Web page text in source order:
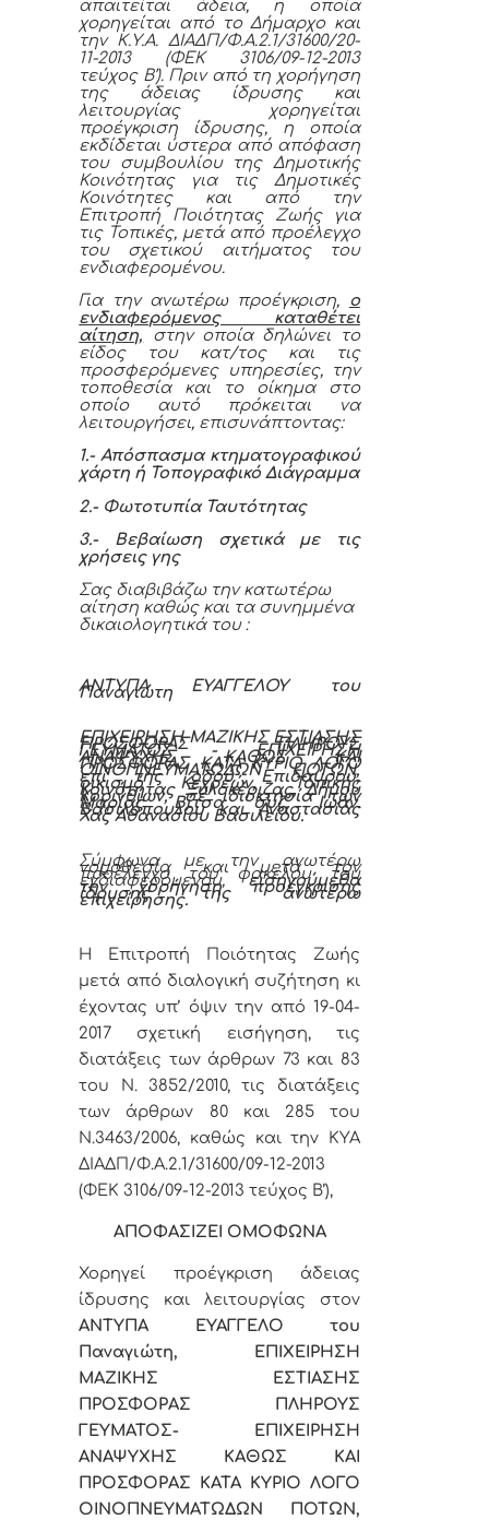
απαιτείται άδεια, η οποία
χορηγείται από το Δήμαρχο και
την Κ.Υ.Α. ΔΙΑΔΠ/Φ.Α.2.1/31600/20-
11-2013 (ΦΕΚ 3106/09-12-2013
τεύχος Β’). Πριν από τη χορήγηση
της άδειας ίδρυσης και
λειτουργίας χορηγείται
προέγκριση ίδρυσης, η οποία
εκδίδεται ύστερα από απόφαση
του συμβουλίου της Δημοτικής
Κοινότητας για τις Δημοτικές
Κοινότητες και από την
Επιτροπή Ποιότητας Ζωής για
τις Τοπικές, μετά από προέλεγχο
του σχετικού αιτήματος του
ενδιαφερομένου.
Για την ανωτέρω προέγκριση, ο
ενδιαφερόμενος καταθέτει
αίτηση, στην οποία δηλώνει το
είδος του κατ/τος και τις
προσφερόμενες υπηρεσίες, την
τοποθεσία και το οίκημα στο
οποίο αυτό πρόκειται να
λειτουργήσει, επισυνάπτοντας:
1.- Απόσπασμα κτηματογραφικού
χάρτη ή Τοπογραφικό Διάγραμμα
2.- Φωτοτυπία Ταυτότητας
3.- Βεβαίωση σχετικά με τις
χρήσεις γης
Σας διαβιβάζω την κατωτέρω
αίτηση καθώς και τα συνημμένα
δικαιολογητικά του :
ΑΝΤΥΠΑ ΕΥΑΓΓΕΛΟΥ του
Παναγιώτη
ΕΠΙΧΕΙΡΗΣΗ ΜΑΖΙΚΗΣ ΕΣΤΙΑΣΗΣ
ΠΡΟΣΦΟΡΑΣ ΠΛΗΡΟΥΣ
ΓΕΥΜΑΤΟΣ - ΕΠΙΧΕΙΡΗΣΗ
ΑΝΑΨΥΧΗΣ ΚΑΘΩΣ ΚΑΙ
ΠΡΟΣΦΟΡΑΣ ΚΑΤΑ ΚΥΡΙΟ ΛΟΓΟ
ΟΙΝΟΠΝΕΥΜΑΤΩΔΩΝ ΠΟΤΩΝ,
επί της οδού Επιδαύρου,
οικισμό Κεχρεών, Τοπικής
Κοινότητας Ξυλοκέριζας, Δήμου
Κορινθίων, σε ιδιοκτησία των
Μαρίας Βίτσα συζ. Ιωάν.
Βασιλόπουλου και Αναστασίας
Χας Αθανασίου Βασιλείου.
Σύμφωνα με την ανωτέρω
νομοθεσία και μετά τον
προέλεγχο του φακέλου του
ενδιαφερόμενου,εισηγούμεθα
την χορήγηση προέγκρισης
ίδρυσης της ανωτέρω
επιχείρησης.
Η Επιτροπή Ποιότητας Ζωής
μετά από διαλογική συζήτηση κι
έχοντας υπ’ όψιν την από 19-04-
2017 σχετική εισήγηση, τις
διατάξεις των άρθρων 73 και 83
του Ν. 3852/2010, τις διατάξεις
των άρθρων 80 και 285 του
Ν.3463/2006, καθώς και την ΚΥΑ
ΔΙΑΔΠ/Φ.Α.2.1/31600/09-12-2013
(ΦΕΚ 3106/09-12-2013 τεύχος Β’),
ΑΠΟΦΑΣΙΖΕΙ ΟΜΟΦΩΝΑ
Χορηγεί προέγκριση άδειας
ίδρυσης και λειτουργίας στον
ΑΝΤΥΠΑ ΕΥΑΓΓΕΛΟ του
Παναγιώτη, ΕΠΙΧΕΙΡΗΣΗ
ΜΑΖΙΚΗΣ ΕΣΤΙΑΣΗΣ
ΠΡΟΣΦΟΡΑΣ ΠΛΗΡΟΥΣ
ΓΕΥΜΑΤΟΣ- ΕΠΙΧΕΙΡΗΣΗ
ΑΝΑΨΥΧΗΣ ΚΑΘΩΣ ΚΑΙ
ΠΡΟΣΦΟΡΑΣ ΚΑΤΑ ΚΥΡΙΟ ΛΟΓΟ
ΟΙΝΟΠΝΕΥΜΑΤΩΔΩΝ ΠΟΤΩΝ,